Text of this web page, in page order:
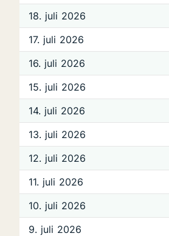
18. juli 2026
17. juli 2026
16. juli 2026
15. juli 2026
14. juli 2026
13. juli 2026
12. juli 2026
11. juli 2026
10. juli 2026
9. juli 2026